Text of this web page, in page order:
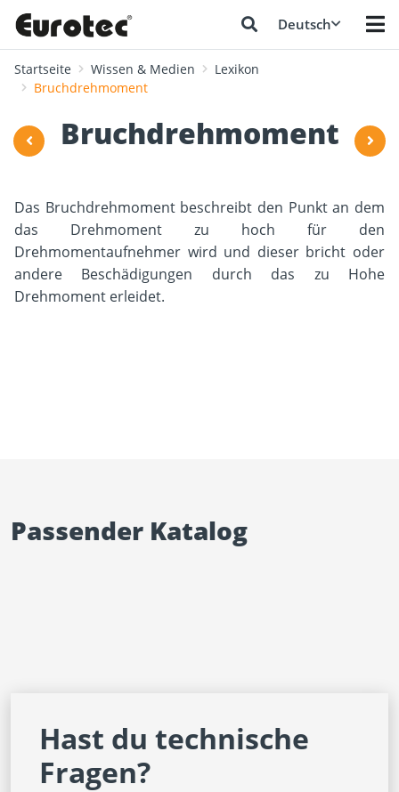
Deutsch
Startseite Wissen & Medien
Lexikon
Bruchdrehmoment
Bruchdrehmoment
Das Bruchdrehmoment beschreibt den Punkt an dem
das Drehmoment zu hoch für den
Drehmomentaufnehmer wird und dieser bricht oder
andere Beschädigungen durch das zu Hohe
Drehmoment erleidet.
Passender Katalog
Hast du technische
Fragen?